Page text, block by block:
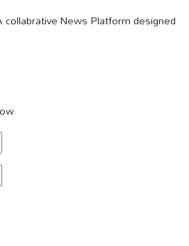
collabrative News Platform designed